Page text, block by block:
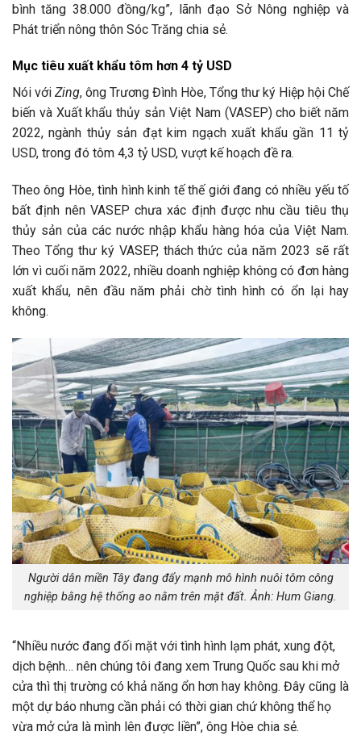
bình tăng 38.000 đồng/kg”, lãnh đạo Sở Nông nghiệp và
Phát triển nông thôn Sóc Trăng chia sẻ.
Mục tiêu xuất khẩu tôm hơn 4 tỷ USD
Nói với Zing, ông Trương Đình Hòe, Tổng thư ký Hiệp hội Chế
biến và Xuất khẩu thủy sản Việt Nam (VASEP) cho biết năm
2022, ngành thủy sản đạt kim ngạch xuất khẩu gần 11 tỷ
USD, trong đó tôm 4,3 tỷ USD, vượt kế hoạch đề ra.
Theo ông Hòe, tình hình kinh tế thế giới đang có nhiều yếu tố
bất định nên VASEP chưa xác định được nhu cầu tiêu thụ
thủy sản của các nước nhập khẩu hàng hóa của Việt Nam.
Theo Tổng thư ký VASEP, thách thức của năm 2023 sẽ rất
lớn vì cuối năm 2022, nhiều doanh nghiệp không có đơn hàng
xuất khẩu, nên đầu năm phải chờ tình hình có ổn lại hay
không.
Người dân miền Tây đang đẩy mạnh mô hình nuôi tôm công
nghiệp bằng hệ thống ao nằm trên mặt đất. Ảnh: Hum Giang.
“Nhiều nước đang đối mặt với tình hình lạm phát, xung đột,
dịch bệnh… nên chúng tôi đang xem Trung Quốc sau khi mở
cửa thì thị trường có khả năng ổn hơn hay không. Đây cũng là
một dự báo nhưng cần phải có thời gian chứ không thể họ
vừa mở cửa là mình lên được liền”, ông Hòe chia sẻ.